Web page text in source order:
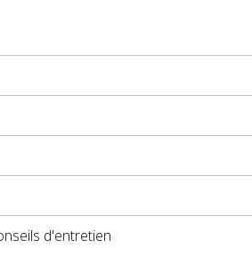
d'entretien